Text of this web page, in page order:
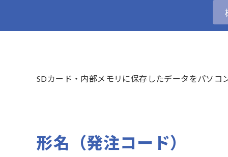
SDカード・内部メモリに保存したデータをパソ
形名（発注コード）